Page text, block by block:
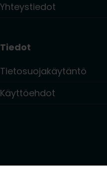
Yhteystiedot
Tiedot
Tietosuojakäytäntö
Käyttöehdot